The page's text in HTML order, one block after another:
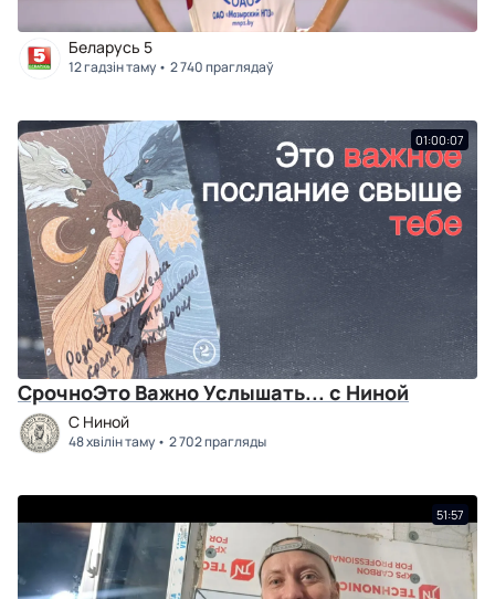
Беларусь 5
12 гадзін таму 2 740 праглядаў
01:00:07
СрочноЭто Важно Услышать... с Ниной
C Ниной
48 хвілін таму 2 702 прагляды
51:57